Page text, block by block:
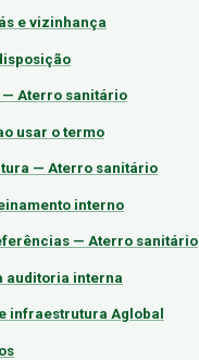
e vizinhança
— Aterro sanitário
usar o termo
— Aterro sanitário
interno
— Aterro sanitário
auditoria interna
infraestrutura Aglobal